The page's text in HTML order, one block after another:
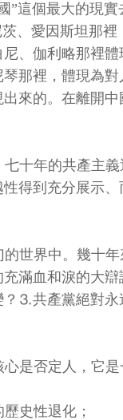
這個最大的現
、愛因斯坦那
、伽利略那裡
那裡，體現為
來的。在離開
十年的共產主
得到充分展示
世界中。幾十
滿血和淚的大
⒊共產黨絕對
是否定人，它
史性退化；